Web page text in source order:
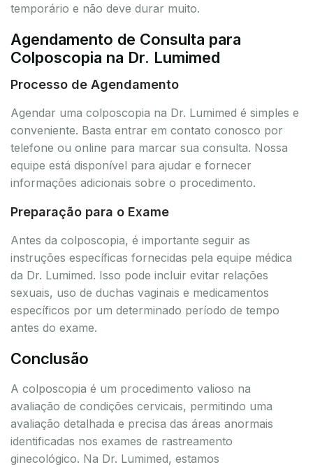
temporário e não deve durar muito.
Agendamento de Consulta para
Colposcopia na Dr. Lumimed
Processo de Agendamento
Agendar uma colposcopia na Dr. Lumimed é simples e
conveniente. Basta entrar em contato conosco por
telefone ou online para marcar sua consulta. Nossa
equipe está disponível para ajudar e fornecer
informações adicionais sobre o procedimento.
Preparação para o Exame
Antes da colposcopia, é importante seguir as
instruções específicas fornecidas pela equipe médica
da Dr. Lumimed. Isso pode incluir evitar relações
sexuais, uso de duchas vaginais e medicamentos
específicos por um determinado período de tempo
antes do exame.
Conclusão
A colposcopia é um procedimento valioso na
avaliação de condições cervicais, permitindo uma
avaliação detalhada e precisa das áreas anormais
identificadas nos exames de rastreamento
ginecológico. Na Dr. Lumimed, estamos